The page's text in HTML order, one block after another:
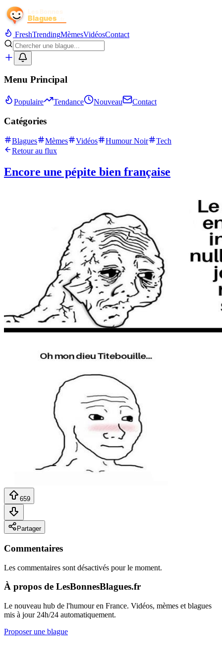
FreshTrendingMèmesVidéosContact
Menu Principal
Populaire Tendance Nouveau Contact
Catégories
Blagues Mèmes Vidéos Humour Noir
Tech
Retour au flux
Encore une pépite bien française
659
Partager
Commentaires
Les commentaires sont désactivés pour le moment.
À propos de LesBonnesBlagues.fr
Le nouveau hub de l'humour en France. Vidéos, mèmes et blagues
mis à jour 24h/24 automatiquement.
Proposer une blague